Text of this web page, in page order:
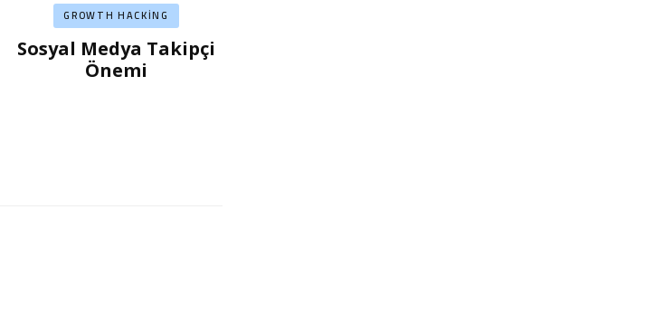
GROWTH HACKING
Sosyal Medya Takipçi
Önemi